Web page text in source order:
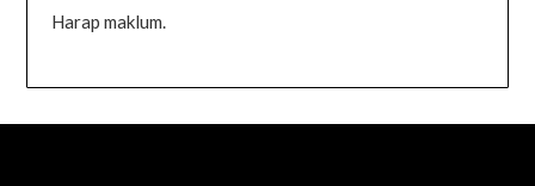
Harap maklum.